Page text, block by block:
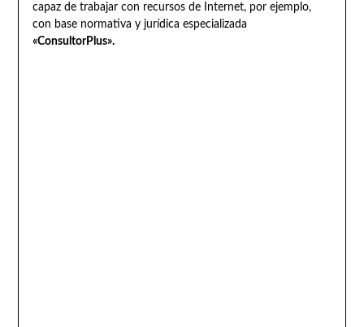
capaz de trabajar con recursos de Internet, por ejemplo,
con base normativa y jurídica especializada
«ConsultorPlus».